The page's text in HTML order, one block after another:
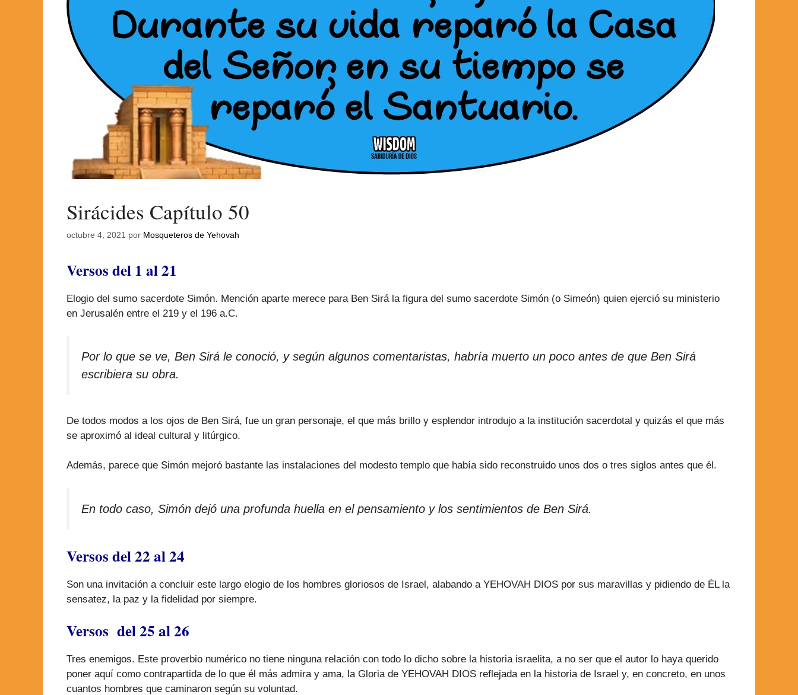
Sirácides Capítulo 50
octubre 4, 2021 por Mosqueteros de Yehovah
Versos del 1 al 21
Elogio del sumo sacerdote Simón. Mención aparte merece para Ben Sirá la figura del sumo sacerdote Simón (o Simeón) quien ejerció su ministerio
en Jerusalén entre el 219 y el 196 a.C.
Por lo que se ve, Ben Sirá le conoció, y según algunos comentaristas, habría muerto un poco antes de que Ben Sirá
escribiera su obra.
De todos modos a los ojos de Ben Sirá, fue un gran personaje, el que más brillo y esplendor introdujo a la institución sacerdotal y quizás el que más
se aproximó al ideal cultural y litúrgico.
Además, parece que Simón mejoró bastante las instalaciones del modesto templo que había sido reconstruido unos dos o tres siglos antes que él.
En todo caso, Simón dejó una profunda huella en el pensamiento y los sentimientos de Ben Sirá.
Versos del 22 al 24
Son una invitación a concluir este largo elogio de los hombres gloriosos de Israel, alabando a YEHOVAH DIOS por sus maravillas y pidiendo de ÉL la
sensatez, la paz y la fidelidad por siempre.
Versos del 25 al 26
Tres enemigos. Este proverbio numérico no tiene ninguna relación con todo lo dicho sobre la historia israelita, a no ser que el autor lo haya querido
poner aquí como contrapartida de lo que él más admira y ama, la Gloria de YEHOVAH DIOS reflejada en la historia de Israel y, en concreto, en unos
cuantos hombres que caminaron según su voluntad.